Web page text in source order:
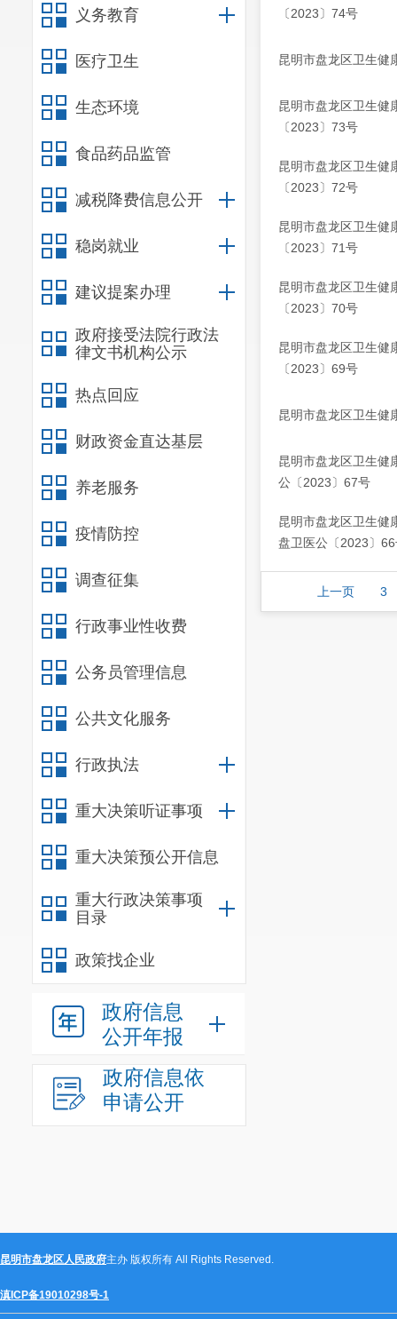
义务教育
医疗卫生
生态环境
食品药品监管
减税降费信息公开
稳岗就业
建议提案办理
政府接受法院行政法
律文书机构公示
热点回应
财政资金直达基层
养老服务
疫情防控
调查征集
行政事业性收费
公务员管理信息
公共文化服务
行政执法
重大决策听证事项
重大决策预公开信息
重大行政决策事项
目录
政策找企业
政府信息
公开年报
政府信息依
申请公开
〔2023〕74号
昆明市盘龙区卫生健
昆明市盘龙区卫生健
〔2023〕73号
昆明市盘龙区卫生健
〔2023〕72号
昆明市盘龙区卫生健
〔2023〕71号
昆明市盘龙区卫生健
〔2023〕70号
昆明市盘龙区卫生健
〔2023〕69号
昆明市盘龙区卫生健
昆明市盘龙区卫生健
公〔2023〕67号
昆明市盘龙区卫生健
盘卫医公〔2023〕
上一页 3
昆明市盘龙区人民政府主办 版权所有 All Rights Reserved.
滇ICP备19010298号-1